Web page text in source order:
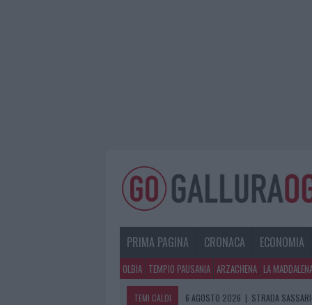
PRIMA PAGINA CRONACA ECONOMIA
OLBIA TEMPIO PAUSANIA ARZACHENA LA
TEMI CALDI 6 AGOSTO 2026 | STRADA